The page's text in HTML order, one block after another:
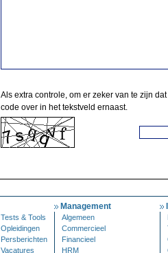
Als extra controle, om er zeker van te zijn
code over in het tekstveld ernaast.
Tests & Tools
Opleidingen
Persberichten
Vacatures
Management
Algemeen
Commercieel
Financieel
HRM